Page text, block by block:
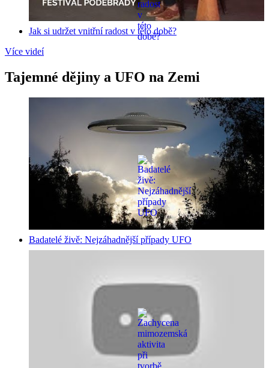
Jak si udržet vnitřní radost v této době?
Více videí
Tajemné dějiny a UFO na Zemi
Badatelé živě: Nejzáhadnější případy UFO